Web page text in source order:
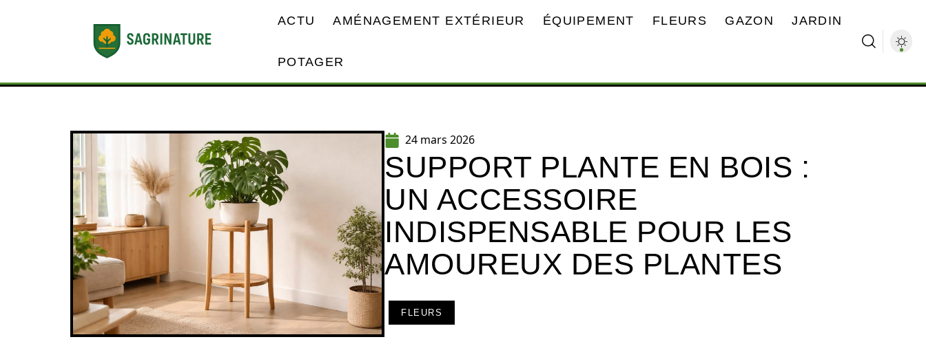
ACTU AMÉNAGEMENT EXTÉRIEUR ÉQUIPEMENT FLEURS GAZON JARDIN
POTAGER
24 mars 2026
SUPPORT PLANTE EN BOIS :
UN ACCESSOIRE
INDISPENSABLE POUR LES
AMOUREUX DES PLANTES
FLEURS